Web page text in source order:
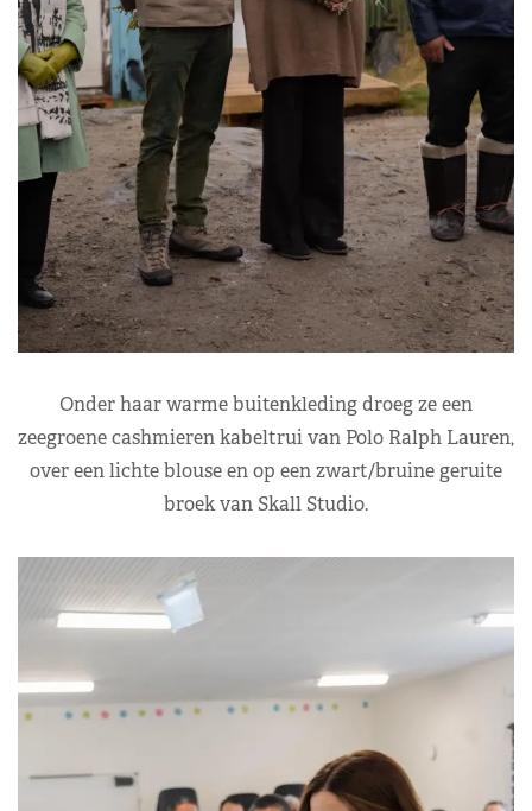
Onder haar warme buitenkleding droeg ze een
zeegroene cashmieren kabeltrui van Polo Ralph Lauren,
over een lichte blouse en op een zwart/bruine geruite
broek van Skall Studio.